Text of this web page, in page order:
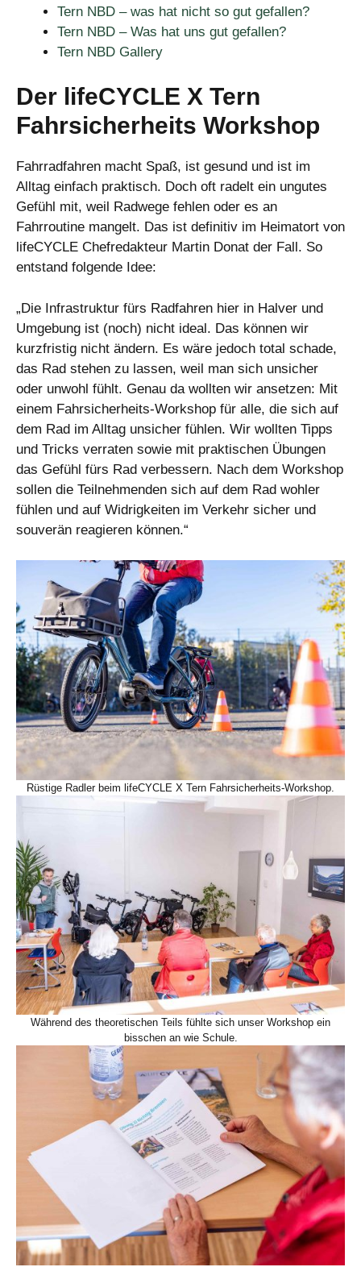
Tern NBD – was hat nicht so gut gefallen?
Tern NBD – Was hat uns gut gefallen?
Tern NBD Gallery
Der lifeCYCLE X Tern
Fahrsicherheits Workshop
Fahrradfahren macht Spaß, ist gesund und ist im
Alltag einfach praktisch. Doch oft radelt ein ungutes
Gefühl mit, weil Radwege fehlen oder es an
Fahrroutine mangelt. Das ist definitiv im Heimatort von
lifeCYCLE Chefredakteur Martin Donat der Fall. So
entstand folgende Idee:
„Die Infrastruktur fürs Radfahren hier in Halver und
Umgebung ist (noch) nicht ideal. Das können wir
kurzfristig nicht ändern. Es wäre jedoch total schade,
das Rad stehen zu lassen, weil man sich unsicher
oder unwohl fühlt. Genau da wollten wir ansetzen: Mit
einem Fahrsicherheits-Workshop für alle, die sich auf
dem Rad im Alltag unsicher fühlen. Wir wollten Tipps
und Tricks verraten sowie mit praktischen Übungen
das Gefühl fürs Rad verbessern. Nach dem Workshop
sollen die Teilnehmenden sich auf dem Rad wohler
fühlen und auf Widrigkeiten im Verkehr sicher und
souverän reagieren können.“
Rüstige Radler beim lifeCYCLE X Tern Fahrsicherheits-Workshop.
Während des theoretischen Teils fühlte sich unser Workshop ein
bisschen an wie Schule.